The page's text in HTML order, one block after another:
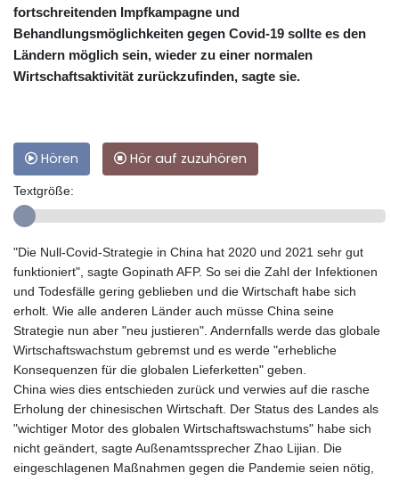
fortschreitenden Impfkampagne und
Behandlungsmöglichkeiten gegen Covid-19 sollte es den
Ländern möglich sein, wieder zu einer normalen
Wirtschaftsaktivität zurückzufinden, sagte sie.
Hören Hör auf zuzuhören
Textgröße:
"Die Null-Covid-Strategie in China hat 2020 und 2021 sehr gut
funktioniert", sagte Gopinath AFP. So sei die Zahl der Infektionen
und Todesfälle gering geblieben und die Wirtschaft habe sich
erholt. Wie alle anderen Länder auch müsse China seine
Strategie nun aber "neu justieren". Andernfalls werde das globale
Wirtschaftswachstum gebremst und es werde "erhebliche
Konsequenzen für die globalen Lieferketten" geben.
China wies dies entschieden zurück und verwies auf die rasche
Erholung der chinesischen Wirtschaft. Der Status des Landes als
"wichtiger Motor des globalen Wirtschaftswachstums" habe sich
nicht geändert, sagte Außenamtssprecher Zhao Lijian. Die
eingeschlagenen Maßnahmen gegen die Pandemie seien nötig,